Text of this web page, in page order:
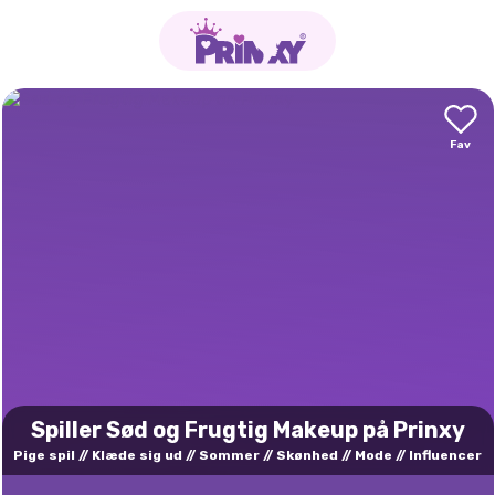
Spiller Sød og Frugtig Makeup på Prinxy
Pige spil Klæde sig ud Sommer Skønhed Mode Influencer